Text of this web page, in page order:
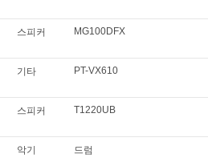
스피커 MG100DFX
기타 PT-VX610
스피커 T1220UB
악기 드럼